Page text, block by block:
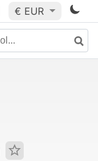
€ EUR